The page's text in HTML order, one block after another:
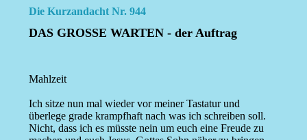
Die Kurzandacht Nr. 944
DAS GROSSE WARTEN - der Auftrag
Mahlzeit
Ich sitze nun mal wieder vor meiner Tastatur und
überlege grade krampfhaft nach was ich schreiben soll.
Nicht, dass ich es müsste nein um euch eine Freude zu